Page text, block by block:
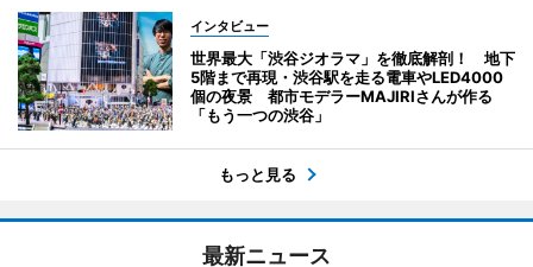
インタビュー
世界最大「渋谷ジオラマ」を徹底解剖！ 地下
5階まで再現・渋谷駅を走る電車やLED4000
個の夜景 都市モデラーMAJIRIさんが作る
「もう一つの渋谷」
もっと見る
最新ニュース